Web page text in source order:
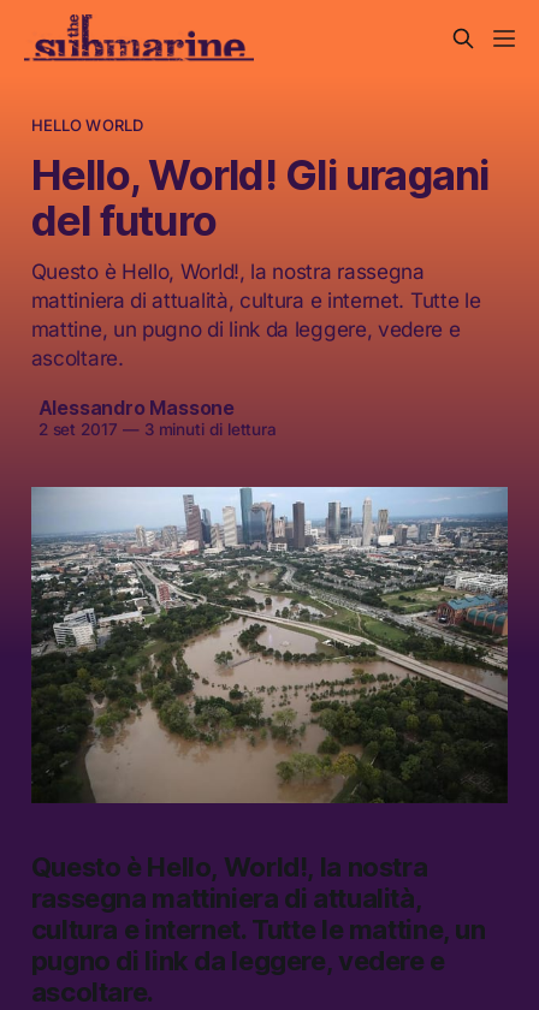
HELLO WORLD
Hello, World! Gli uragani
del futuro
Questo è Hello, World!, la nostra rassegna
mattiniera di attualità, cultura e internet. Tutte le
mattine, un pugno di link da leggere, vedere e
ascoltare.
Alessandro Massone
2 set 2017 —3 minuti di lettura
Questo è Hello, World!, la nostra
rassegna mattiniera di attualità,
cultura e internet. Tutte le mattine, un
pugno di link da leggere, vedere e
ascoltare.